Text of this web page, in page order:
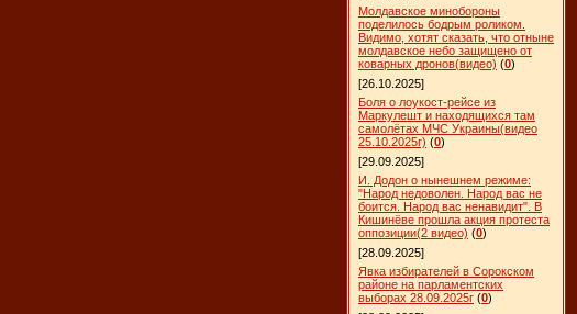
Молдавское минобороны
поделилось бодрым роликом.
Видимо, хотят сказать, что отныне
молдавское небо защищено от
коварных дронов(видео) (0)
[26.10.2025]
Боля о лоукост-рейсе из
Маркулешт и находящихся там
самолётах МЧС Украины(видео
25.10.2025г) (0)
[29.09.2025]
И. Додон о нынешнем режиме:
"Народ недоволен. Народ вас не
боится. Народ вас ненавидит". В
Кишинёве прошла акция протеста
оппозиции(2 видео) (0)
[28.09.2025]
Явка избирателей в Сорокском
районе на парламентских
выборах 28.09.2025г (0)